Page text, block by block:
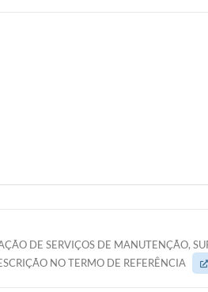
DE SERVIÇOS DE MANUTENÇÃO,
NO TERMO DE REFERÊNCIA